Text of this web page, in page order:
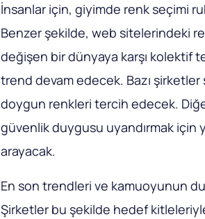
İnsanlar için, giyimde renk seçimi
Benzer şekilde, web sitelerindeki
değişen bir dünyaya karşı kolektif
trend devam edecek. Bazı
doygun renkleri tercih edecek.
güvenlik duygusu uyandırmak için
arayacak.
En son trendleri ve kamuoyunun
Şirketler bu şekilde hedef